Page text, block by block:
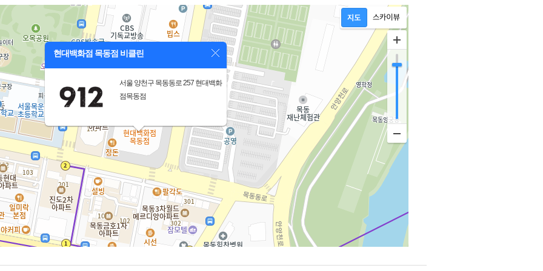
현대백화점 목동점 비클린
서울 양천구 목동동로 257 현대백화
점목동점